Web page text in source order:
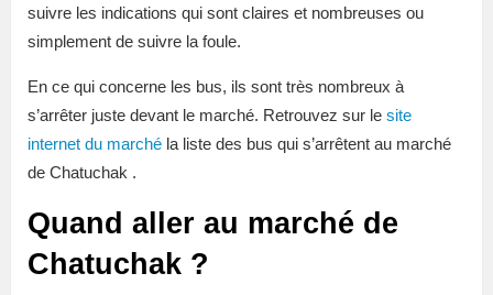
suivre les indications qui sont claires et nombreuses ou
simplement de suivre la foule.
En ce qui concerne les bus, ils sont très nombreux à
s’arrêter juste devant le marché. Retrouvez sur le site
internet du marché la liste des bus qui s’arrêtent au marché
de Chatuchak .
Quand aller au marché de
Chatuchak ?